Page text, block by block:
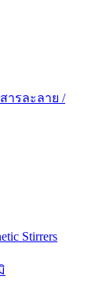
สารละลาย /
Stirrers